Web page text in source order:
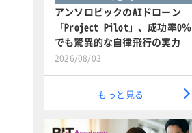
アンソロピックのAIドローン
「Project Pilot」、成功率0％
でも驚異的な自律飛行の実力
2026/08/03
もっと見る